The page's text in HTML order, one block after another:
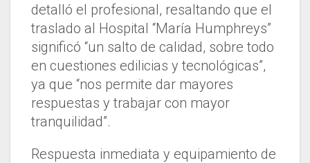
detalló el profesional, resaltando que el
traslado al Hospital “María Humphreys”
significó “un salto de calidad, sobre todo
en cuestiones edilicias y tecnológicas”,
ya que “nos permite dar mayores
respuestas y trabajar con mayor
tranquilidad”.
Respuesta inmediata y equipamiento de